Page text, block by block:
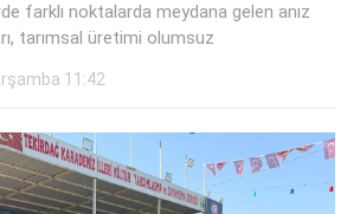
farklı noktalarda meydana gelen anız
tarımsal üretimi olumsuz
11:42